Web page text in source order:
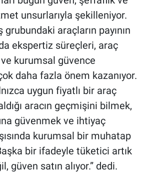
unsurlarıyla şekilleniyor.
araçların payının
ekspertiz süreçleri, araç
kurumsal güvence
daha fazla önem kazanıyor.
uygun fiyatlı bir araç
aracın geçmişini bilmek,
güvenmek ve ihtiyaç
kurumsal bir muhatap
bir ifadeyle tüketici artık
güven satın alıyor.” dedi.